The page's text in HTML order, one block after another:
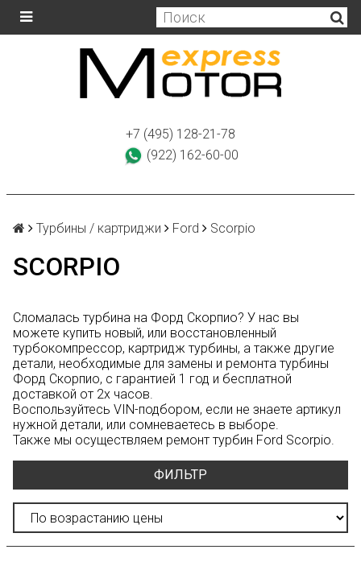
+7 (495) 128-21-78
(922) 162-60-00
Турбины / картриджи Ford Scorpio
SCORPIO
Сломалась турбина на Форд Скорпио? У нас вы
можете купить новый, или восстановленный
турбокомпрессор, картридж турбины, а также другие
детали, необходимые для замены и ремонта турбины
Форд Скорпио, с гарантией 1 год и бесплатной
доставкой от 2х часов.
Воспользуйтесь VIN-подбором, если не знаете артикул
нужной детали, или сомневаетесь в выборе.
Также мы осуществляем ремонт турбин Ford Scorpio.
ФИЛЬТР